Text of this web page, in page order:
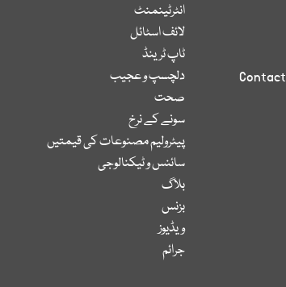
انٹرٹینمنٹ
لائف اسٹائل
ٹاپ ٹرینڈ
دلچسپ و عجیب
صحت
سونے کے نرخ
پیٹرولیم مصنوعات کی قیمتیں
سائنس و ٹیکنالوجی
بلاگ
بزنس
ویڈیوز
جرائم